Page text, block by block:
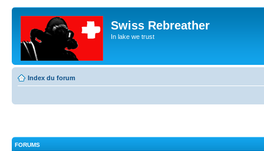
Swiss Rebreather
In lake we trust
Index du forum
FORUMS